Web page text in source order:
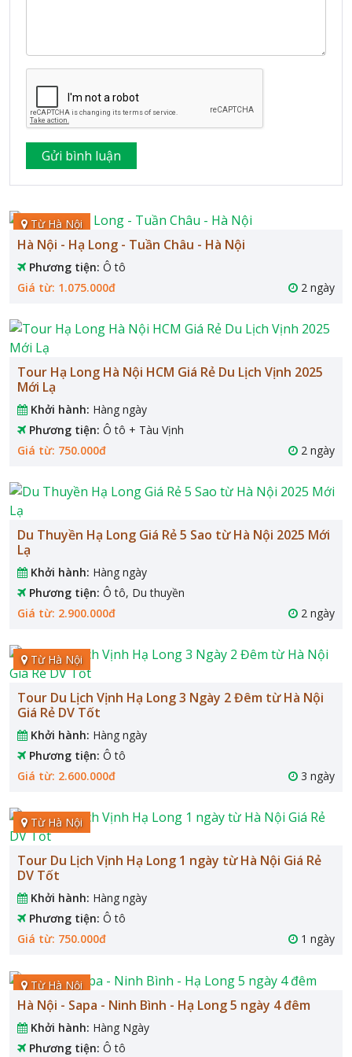
Từ Hà Nội
Hà Nội - Hạ Long - Tuần Châu - Hà Nội
Phương tiện: Ô tô
Giá từ: 1.075.000đ
2 ngày
Tour Hạ Long Hà Nội HCM Giá Rẻ Du Lịch Vịnh 2025
Mới Lạ
Khởi hành: Hàng ngày
Phương tiện: Ô tô + Tàu Vịnh
Giá từ: 750.000đ
2 ngày
Du Thuyền Hạ Long Giá Rẻ 5 Sao từ Hà Nội 2025 Mới
Lạ
Khởi hành: Hàng ngày
Phương tiện: Ô tô, Du thuyền
Giá từ: 2.900.000đ
2 ngày
Từ Hà Nội
Tour Du Lịch Vịnh Hạ Long 3 Ngày 2 Đêm từ Hà Nội
Giá Rẻ DV Tốt
Khởi hành: Hàng ngày
Phương tiện: Ô tô
Giá từ: 2.600.000đ
3 ngày
Từ Hà Nội
Tour Du Lịch Vịnh Hạ Long 1 ngày từ Hà Nội Giá Rẻ
DV Tốt
Khởi hành: Hàng ngày
Phương tiện: Ô tô
Giá từ: 750.000đ
1 ngày
Từ Hà Nội
Hà Nội - Sapa - Ninh Bình - Hạ Long 5 ngày 4 đêm
Khởi hành: Hàng Ngày
Phương tiện: Ô tô